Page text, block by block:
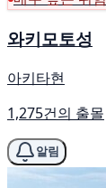
와키모토성
아키타현
1,275건의 출몰
알림